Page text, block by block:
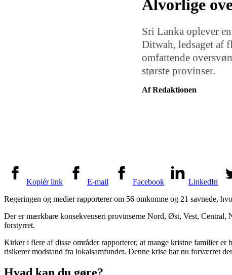
Alvorlige
Sri Lanka oplever
Ditwah, ledsaget af
omfattende
største provinser.
Af Redaktionen
Kopiér link E-mail Facebook LinkedIn
Regeringen og medier rapporterer om 56 omkomne og 21 savnede,
Der er mærkbare konsekvenseri provinserne Nord, Øst, Vest, Central,
forstyrret.
Kirker i flere af disse områder rapporterer, at mange kristne familier
risikerer modstand fra lokalsamfundet. Denne krise har nu forværret